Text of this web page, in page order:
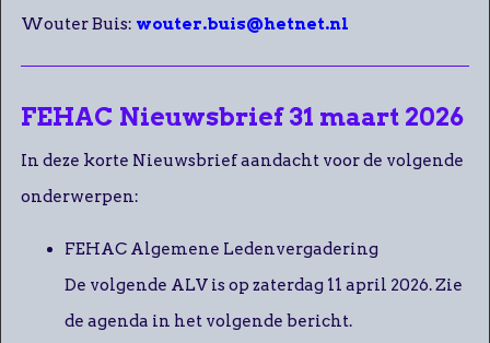
Wouter Buis: wouter.buis@hetnet.nl
FEHAC Nieuwsbrief 31 maart 2026
In deze korte Nieuwsbrief aandacht voor de volgende
onderwerpen:
FEHAC Algemene Ledenvergadering
De volgende ALV is op zaterdag 11 april 2026. Zie
de agenda in het volgende bericht.